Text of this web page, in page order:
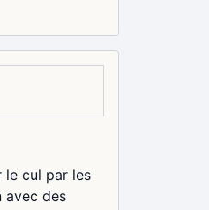
le cul par les
avec des